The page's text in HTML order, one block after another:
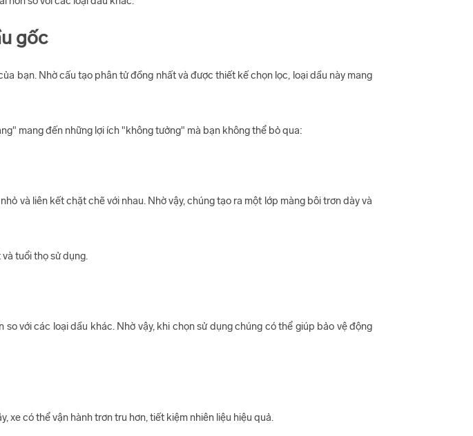
gốc
bạn. Nhờ cấu tạo phân tử đồng nhất và được thiết kế chọn lọc, loại dầu này mang
mang đến những lợi ích "không tưởng" mà bạn không thể bỏ qua:
và liên kết chặt chẽ với nhau. Nhờ vậy, chúng tạo ra một lớp màng bôi trơn dày và
tuổi thọ sử dụng.
với các loại dầu khác. Nhờ vậy, khi chọn sử dụng chúng có thể giúp bảo vệ động
xe có thể vận hành trơn tru hơn, tiết kiệm nhiên liệu hiệu quả.